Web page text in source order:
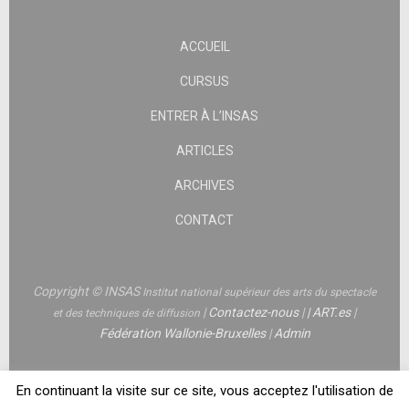
ACCUEIL
CURSUS
ENTRER À L’INSAS
ARTICLES
ARCHIVES
CONTACT
Copyright © INSASInstitut national supérieur des arts du spectacle
et des techniques de diffusion |Contactez-nous||ART.es|
Fédération Wallonie-Bruxelles|Admin
En continuant la visite sur ce site, vous acceptez l'utilisation de